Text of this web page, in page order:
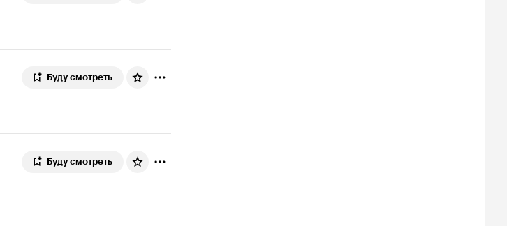
Буду смотреть
Буду смотреть